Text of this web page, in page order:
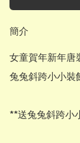
簡介
女童賀年新年唐
兔兔斜跨小小裝
**送兔兔斜跨小